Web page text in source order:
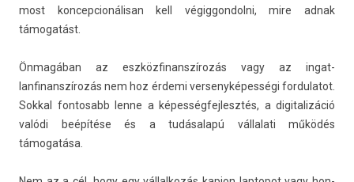
most kon­cepcionálisan kell végig­gondol­ni, mire adnak
támogatást.
Önmagában az eszköz­finanszírozás vagy az in­gat­
lanfinanszírozás nem hoz érdemi ver­senyképes­ségi for­dulatot.
Sokk­al fon­tosabb lenne a képes­ségfej­lesztés, a di­gitalizáció
valódi beépítése és a tudásalapú vál­lalati működés
támogatása.